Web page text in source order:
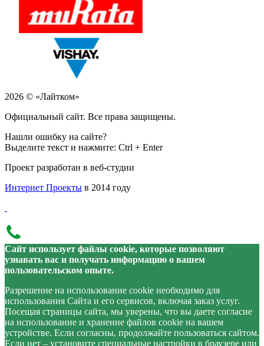
2026 © «Лайтком»
Официальный сайт. Все права защищены.
Нашли ошибку на сайте?
Выделите текст и нажмите: Ctrl + Enter
Проект разработан в веб-студии
Интернет Проекты в 2014 году
Сайт использует файлы cookie, которые позволяют
узнавать вас и получать информацию о вашем
пользовательском опыте.
Разрешение на использование cookie необходимо для
использования Сайта и его сервисов, включая заказ услуг.
Посещая страницы сайта, мы уверены, что вы даете согласие
на использование и хранение файлов cookie на вашем
устройстве. Если согласны, продолжайте пользоваться сайтом.
Если нет – установите специальные настройки в браузере или